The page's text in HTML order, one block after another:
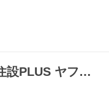
住宅設備機器のことなら住設PLUS ヤフー店